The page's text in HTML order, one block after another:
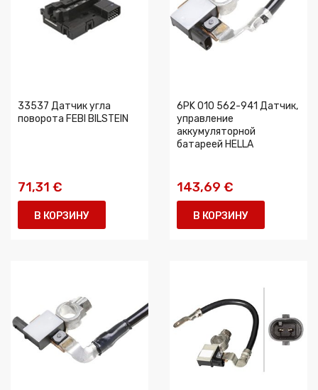
33537 Датчик угла
поворота FEBI BILSTEIN
71,31 €
В КОРЗИНУ
6PK 010 562-941 Датчик,
управление
аккумуляторной
батареей HELLA
143,69 €
В КОРЗИНУ